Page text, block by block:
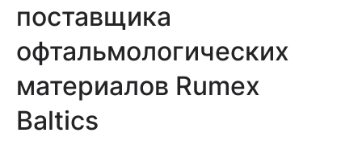
поставщика
офтальмологических
материалов Rumex
Baltics